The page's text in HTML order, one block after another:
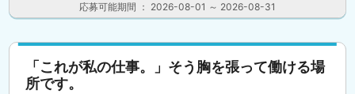
応募可能期間 ： 2026-08-01 ～ 2026-08-31
「これが私の仕事。」そう胸を張って働ける場
所です。